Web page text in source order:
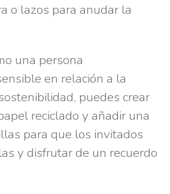
o lazos para anudar la
una persona
en relación a la
puedes crear
reciclado y añadir una
para que los invitados
y disfrutar de un recuerdo